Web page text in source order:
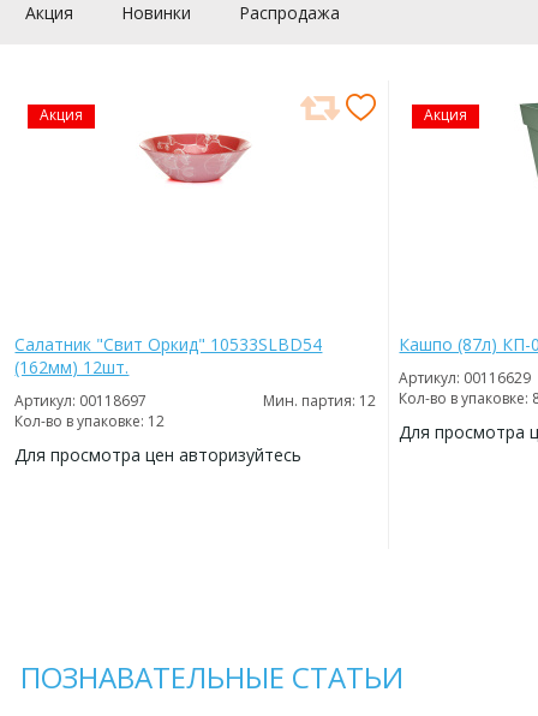
Акция Новинки Распродажа
Акция
Салатник "Свит Оркид" 10533SLBD54
(162мм) 12шт.
Артикул: 00118697
Мин. партия: 12
Кол-во в упаковке: 12
Для просмотра цен авторизуйтесь
Акция
Кашпо (87л) КП-
Артикул: 00116629
Кол-во в упаковке:
Для просмотра
ПОЗНАВАТЕЛЬНЫЕ СТАТЬИ